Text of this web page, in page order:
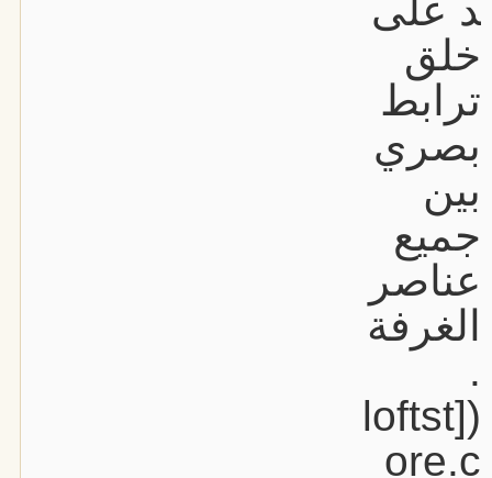
د على
خلق
ترابط
بصري
بين
جميع
عناصر
الغرفة
.
([loftst
ore.c